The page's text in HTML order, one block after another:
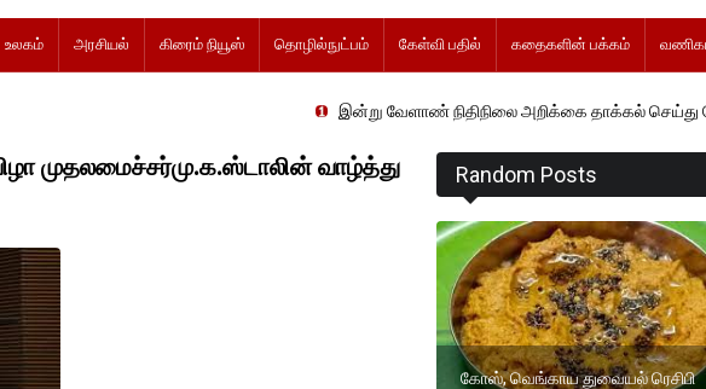
உலகம் அரசியல் கிரைம் நியூஸ் தொழில்நுட்பம் கேள்வி பதில் கதைகளின் பக்கம்
இன்று வேளாண் நிதிநிலை அறிக்கை தாக்கல் செய்து வேளாண்
முதலமைச்சர்மு.க.ஸ்டாலின் வாழ்த்து Random Posts
கோஸ், வெங்காய துவையல் ரெசிபி